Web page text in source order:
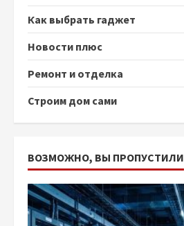
Как выбрать гаджет
Новости плюс
Ремонт и отделка
Строим дом сами
ВОЗМОЖНО, ВЫ ПРОПУСТИЛИ